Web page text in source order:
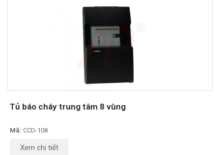
Tủ báo cháy trung tâm 8 vùng
Mã: CCD-108
Xem chi tiết